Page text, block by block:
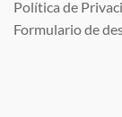
Política de
Formulario de